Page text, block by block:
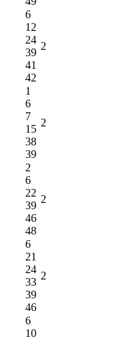
6
12
24
39
41
42
2
1
6
7
15
38
39
2
2
6
22
39
46
48
2
6
21
24
33
39
46
2
6
10